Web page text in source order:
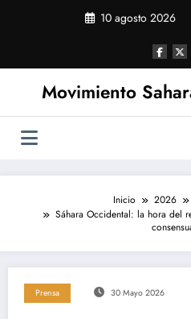
10 agosto 2026
Movimiento
Inicio 2026
Sáhara Occidental: la hora del
Prensa 30 Mayo 2026